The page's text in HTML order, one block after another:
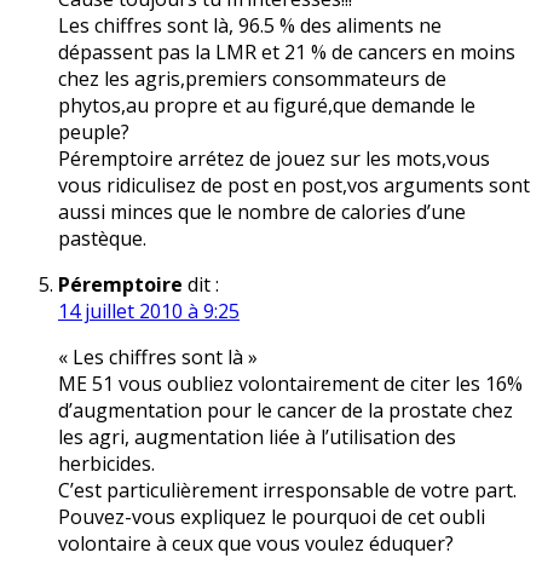
Les chiffres sont là, 96.5 % des aliments ne
dépassent pas la LMR et 21 % de cancers en moins
chez les agris,premiers consommateurs de
phytos,au propre et au figuré,que demande le
peuple?
Péremptoire arrétez de jouez sur les mots,vous
vous ridiculisez de post en post,vos arguments sont
aussi minces que le nombre de calories d’une
pastèque.
Péremptoire dit :
14 juillet 2010 à 9:25
« Les chiffres sont là »
ME 51 vous oubliez volontairement de citer les 16%
d’augmentation pour le cancer de la prostate chez
les agri, augmentation liée à l’utilisation des
herbicides.
C’est particulièrement irresponsable de votre part.
Pouvez-vous expliquez le pourquoi de cet oubli
volontaire à ceux que vous voulez éduquer?